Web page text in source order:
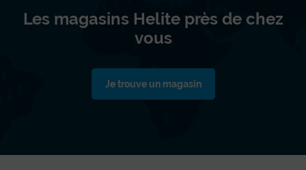
Les magasins Helite près de chez
vous
Je trouve un magasin